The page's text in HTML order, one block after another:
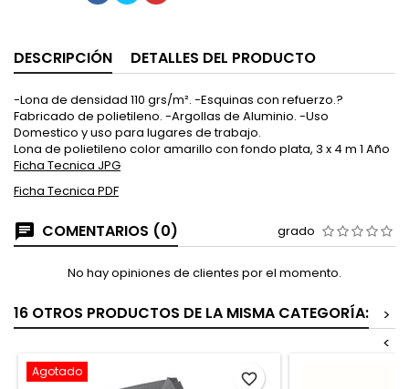
DESCRIPCIÓN DETALLES DEL PRODUCTO
-Lona de densidad 110 grs/m². -Esquinas con refuerzo.?
Fabricado de polietileno. -Argollas de Aluminio. -Uso
Domestico y uso para lugares de trabajo.
Lona de polietileno color amarillo con fondo plata, 3 x 4 m 1 Año
Ficha Tecnica JPG
Ficha Tecnica PDF
COMENTARIOS (0) grado
No hay opiniones de clientes por el momento.
16 OTROS PRODUCTOS DE LA MISMA CATEGORÍA:
>
<
Agotado favorite_border